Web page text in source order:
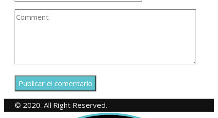
© 2020. All Right Reserved.